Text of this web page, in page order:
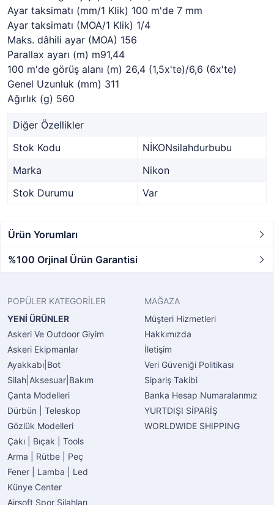
Ayar taksimatı (mm/1 Klik) 100 m'de 7 mm
Ayar taksimatı (MOA/1 Klik) 1/4
Maks. dâhili ayar (MOA) 156
Parallax ayarı (m) m91,44
100 m'de görüş alanı (m) 26,4 (1,5x'te)/6,6 (6x'te)
Genel Uzunluk (mm) 311
Ağırlık (g) 560
Diğer Özellikler
Stok Kodu
NİKONsilahdurbubu
Marka
Nikon
Stok Durumu
Var
Ürün Yorumları
%100 Orjinal Ürün Garantisi
POPÜLER KATEGORİLER
YENİ ÜRÜNLER
Askeri Ve Outdoor Giyim
Askeri Ekipmanlar
Ayakkabı|Bot
Silah|Aksesuar|Bakım
Çanta Modelleri
Dürbün | Teleskop
Gözlük Modelleri
Çakı | Bıçak | Tools
Arma | Rütbe | Peç
Fener | Lamba | Led
Künye Center
Airsoft Spor Silahları
MAĞAZA
Müşteri Hizmetleri
Hakkımızda
İletişim
Veri Güveniği Politikası
Sipariş Takibi
Banka Hesap Numaralarımız
YURTDIŞI SİPARİŞ
WORLDWIDE SHIPPING